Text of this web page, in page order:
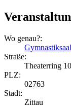
Wo genau?:
Straße:
Theaterring 10
PLZ:
02763
Stadt:
Zittau